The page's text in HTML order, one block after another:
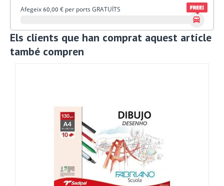
Afegeix 60,00 € per ports GRATUÏTS
Els clients que han comprat aquest article
també compren